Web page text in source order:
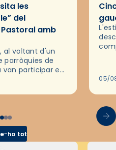
les
del
amb
al voltant d'un
parròquies de
van participar en
organitzades
05/
ho tot